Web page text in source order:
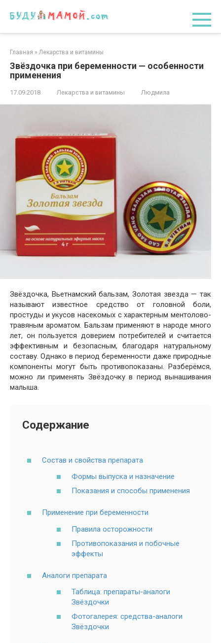
Главная » Лекарства и витамины
Звёздочка при беременности — особенности
применения
17.09.2018 Лекарства и витамины Людмила
Звёздочка, Вьетнамский бальзам, Золотая звезда — так
называют известное средство от головной боли,
простуды и укусов насекомых с характерным ментолово-
травяным ароматом. Бальзам применяют в народе много
лет, он пользуется доверием потребителей и считается
эффективным и безопасным, благодаря натуральному
составу. Однако в период беременности даже природные
компоненты могут быть противопоказаны. Разберёмся,
можно ли применять Звёздочку в период вынашивания
малыша.
Содержание
Состав и свойства препарата
Формы выпуска и назначение
Показания и способы применения
Применение при беременности
Правила осторожности
Противопоказания и побочные
эффекты
Аналоги препарата
Таблица: препараты-аналоги
Звёздочки
Фотогалерея: средства-аналоги
Звёздочки